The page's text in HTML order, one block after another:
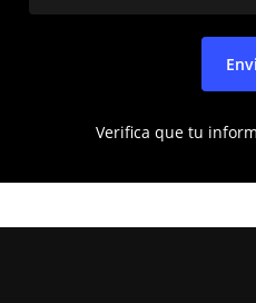
Verifica que tu